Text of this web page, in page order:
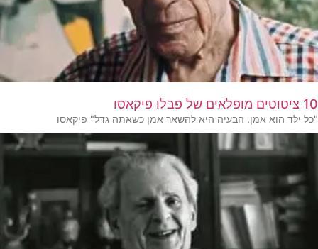
10 ציטוטים מופלאים של פבלו פיקאסו
"כל ילד הוא אמן. הבעיה היא להשאר אמן כשאתה גדל" פיקאסו